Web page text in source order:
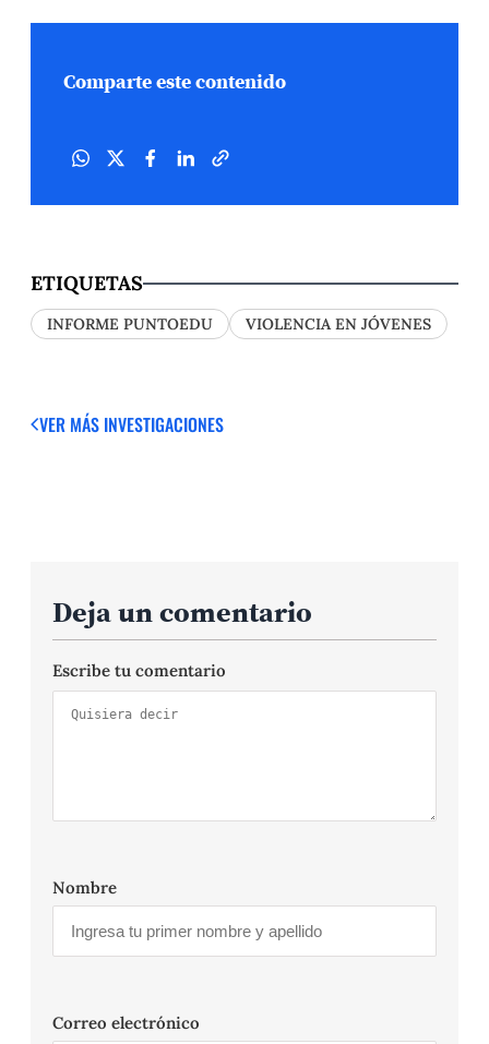
Comparte este contenido
ETIQUETAS
INFORME PUNTOEDU VIOLENCIA EN JÓVENES
VER MÁS INVESTIGACIONES
Deja un comentario
Escribe tu comentario
Nombre
Correo electrónico